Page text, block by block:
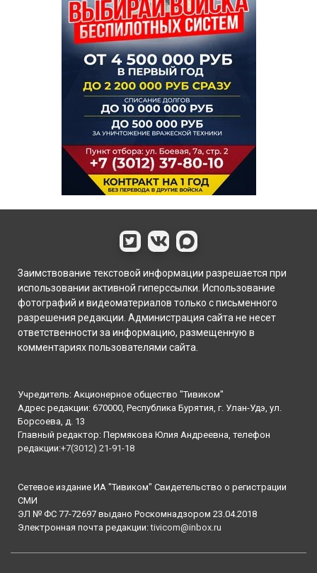
Заимствование текстовой информации разрешается при
использовании активной гиперссылки. Использование
фотографий и видеоматериалов только с письменного
разрешения редакции. Администрация сайта не несет
ответственности за информацию, размещенную в
комментариях пользователями сайта.
Учредитель: Акционерное общество "Тивиком"
Адрес редакции: 670000, Республика Бурятия, г. Улан-Удэ, ул.
Борсоева, д. 13
Главный редактор: Пермякова Юлия Андреевна, телефон
редакции:+7(3012) 21-91-18
Сетевое издание ИА "Тивиком" Свидетельство о регистрации
СМИ
ЭЛ № ФС 77-72697 выдано Роскомнадзором 23.04.2018
Электронная почта редакции:tivicom@inbox.ru